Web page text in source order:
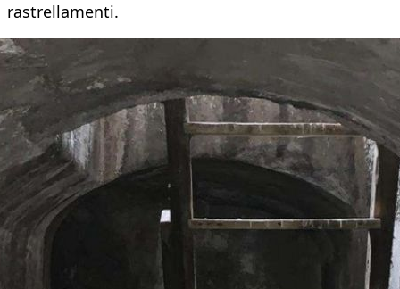
rastrellamenti.